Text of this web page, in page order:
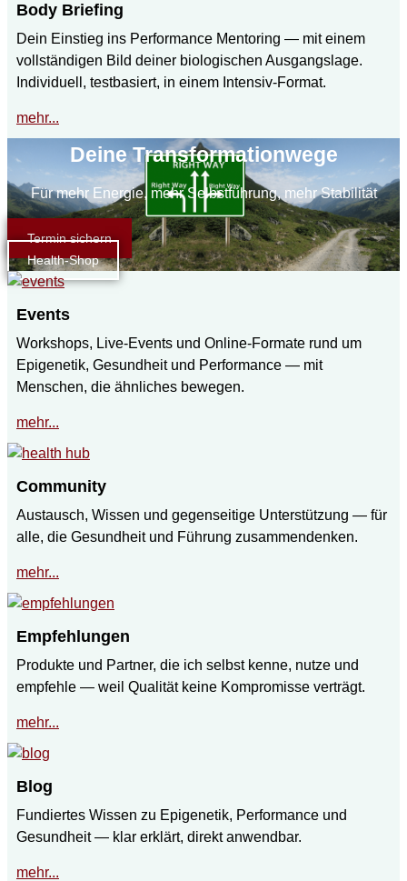
Body Briefing
Dein Einstieg ins Performance Mentoring — mit einem
vollständigen Bild deiner biologischen Ausgangslage.
Individuell, testbasiert, in einem Intensiv-Format.
mehr...
Deine Transformationwege
Für mehr Energie, mehr Selbstführung, mehr Stabilität
Termin sichern
Health-Shop
Events
Workshops, Live-Events und Online-Formate rund um
Epigenetik, Gesundheit und Performance — mit
Menschen, die ähnliches bewegen.
mehr...
Community
Austausch, Wissen und gegenseitige Unterstützung — für
alle, die Gesundheit und Führung zusammendenken.
mehr...
Empfehlungen
Produkte und Partner, die ich selbst kenne, nutze und
empfehle — weil Qualität keine Kompromisse verträgt.
mehr...
Blog
Fundiertes Wissen zu Epigenetik, Performance und
Gesundheit — klar erklärt, direkt anwendbar.
mehr...